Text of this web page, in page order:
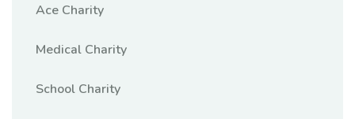
Ace Charity
Medical Charity
School Charity